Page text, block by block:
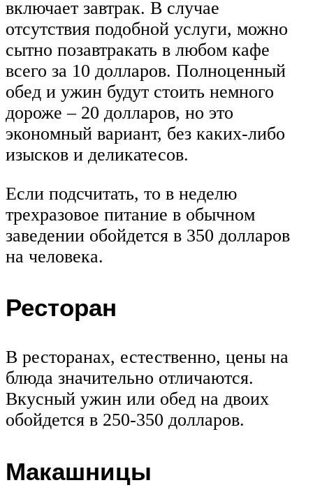
включает завтрак. В случае
отсутствия подобной услуги, можно
сытно позавтракать в любом кафе
всего за 10 долларов. Полноценный
обед и ужин будут стоить немного
дороже – 20 долларов, но это
экономный вариант, без каких-либо
изысков и деликатесов.
Если подсчитать, то в неделю
трехразовое питание в обычном
заведении обойдется в 350 долларов
на человека.
Ресторан
В ресторанах, естественно, цены на
блюда значительно отличаются.
Вкусный ужин или обед на двоих
обойдется в 250-350 долларов.
Макашницы